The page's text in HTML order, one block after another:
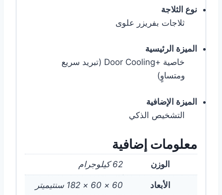
نوع الثلاجة
ثلاجات بفريزر علوى
الميزة الرئيسية
خاصية +Door Cooling‎ (تبريد سريع
ومتساوٍ)
الميزة الإضافية
التشخيص الذكي
معلومات إضافية
الوزن 62 كيلوجرام
الأبعاد 60 × 60 × 182 سنتيميتر